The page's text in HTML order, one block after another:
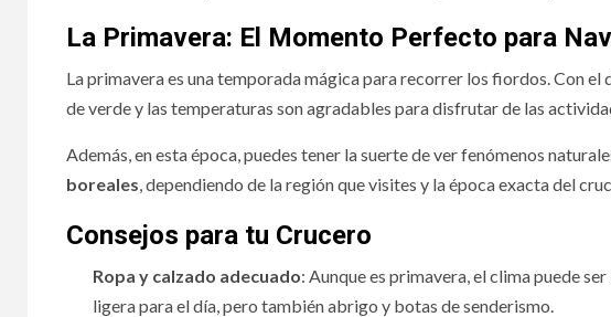
La Primavera: El Momento Perfecto para
La primavera es una temporada mágica para recorrer los fiordos. Con el
de verde y las temperaturas son agradables para disfrutar de las
Además, en esta época, puedes tener la suerte de ver fenómenos
boreales, dependiendo de la región que visites y la época exacta del
Consejos para tu Crucero
Ropa y calzado adecuado: Aunque es primavera, el clima puede
ligera para el día, pero también abrigo y botas de senderismo.